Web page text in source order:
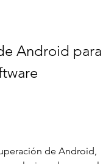
Android para
de Android,